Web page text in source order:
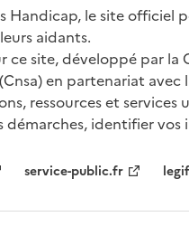
Handicap, le site officiel
aidants.
ce site, développé par
en partenariat avec
ressources et
démarches, identifier vos
service-public.fr